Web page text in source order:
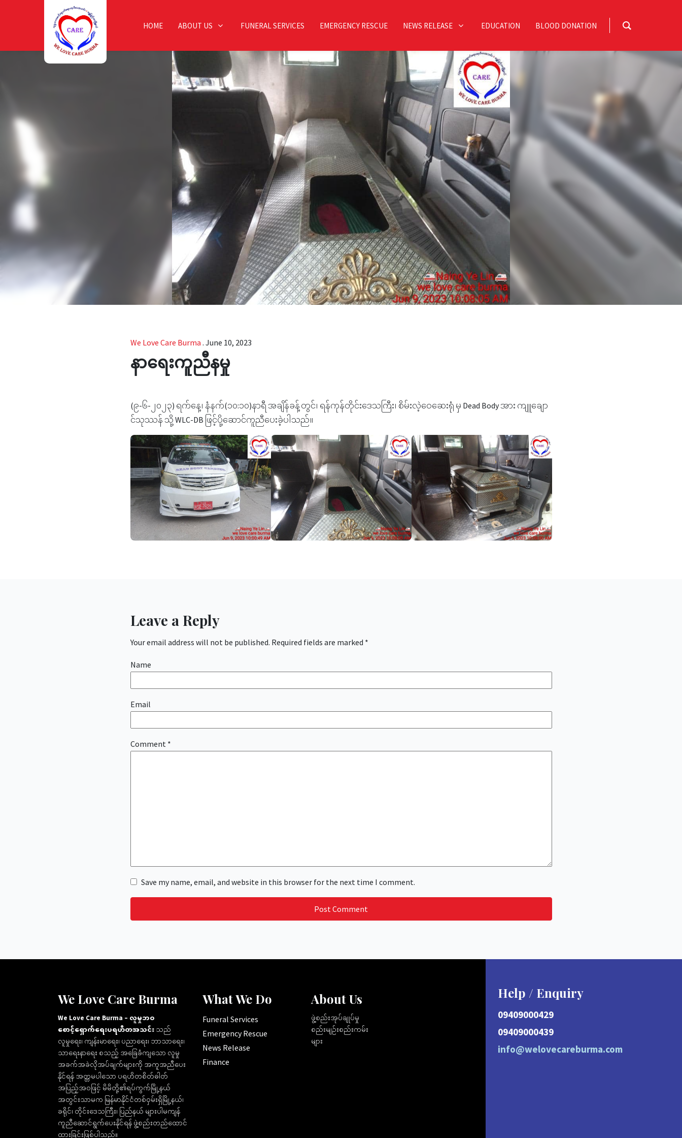
HOME ABOUT US FUNERAL SERVICES EMERGENCY RESCUE NEWS RELEASE EDUCATION BLOOD DONATION
We Love Care Burma . June 10, 2023
နာရေးကူညီနမှု
(၉-၆-၂၀၂၃) ရက်နေ့၊ ‌နံနက်(၁၀:၁၀)နာရီ အချိန်ခန့်တွင်၊ ရန်ကုန်တိုင်းဒေသကြီး၊ စိမ်းလဲ့ဝေဆေးရုံ မှ Dead Body အား ကျူချော
င်သုဿန် သို့ WLC-DB ဖြင့်ပို့ဆောင်ကူညီပေးခဲ့ပါသည်။
Leave a Reply
Your email address will not be published. Required fields are marked *
Name
Email
Comment *
Save my name, email, and website in this browser for the next time I comment.
We Love Care Burma
We Love Care Burma – လူမှုဘဝ
စောင့်ရှောက်ရေးပရဟိတအသင်း သည်
လူမှုရေး၊ ကျန်းမာရေး၊ ပညာရေး၊ ဘာသာရေး၊
သာရေးနာရေး စသည့် အခြေခံကျသော လူမှု
အခက်အခဲလိုအပ်ချက်များကို အကူအညီပေး
နိုင်ရန် အတ္တမပါသော ပရဟိတစိတ်ဓါတ်
အပြည့်အဝဖြင့် မိမိတို့၏ရပ်ကွက်မြို့နယ်
အတွင်းသာမက မြန်မာနိုင်ငံတစ်ဝှမ်းရှိမြို့နယ်၊
ခရိုင်၊ တိုင်းဒေသကြီး၊ ပြည်နယ် များပါမကျန်
ကူညီဆောင်ရွက်ပေးနိုင်ရန် ဖွဲ့စည်းတည်ထောင်
ထားခြင်းဖြစ်ပါသည်။
What We Do
Funeral Services
Emergency Rescue
News Release
Finance
About Us
ဖွဲ့စည်းအုပ်ချုပ်မှု
စည်းမျဉ်းစည်းကမ်း
များ
Help / Enquiry
09409000429
09409000439
info@welovecareburma.com